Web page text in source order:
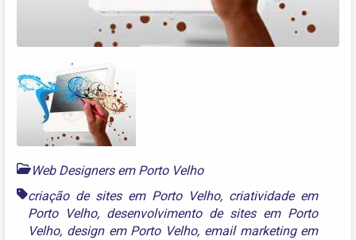
Web Designers em Porto Velho
criação de sites em Porto Velho, criatividade em
Porto Velho, desenvolvimento de sites em Porto
Velho, design em Porto Velho, email marketing em